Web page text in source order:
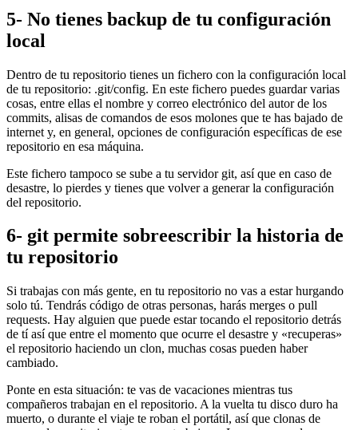
5- No tienes backup de tu configuración
local
Dentro de tu repositorio tienes un fichero con la configuración local
de tu repositorio: .git/config. En este fichero puedes guardar varias
cosas, entre ellas el nombre y correo electrónico del autor de los
commits, alisas de comandos de esos molones que te has bajado de
internet y, en general, opciones de configuración específicas de ese
repositorio en esa máquina.
Este fichero tampoco se sube a tu servidor git, así que en caso de
desastre, lo pierdes y tienes que volver a generar la configuración
del repositorio.
6- git permite sobreescribir la historia de
tu repositorio
Si trabajas con más gente, en tu repositorio no vas a estar hurgando
solo tú. Tendrás código de otras personas, harás merges o pull
requests. Hay alguien que puede estar tocando el repositorio detrás
de tí así que entre el momento que ocurre el desastre y «recuperas»
el repositorio haciendo un clon, muchas cosas pueden haber
cambiado.
Ponte en esta situación: te vas de vacaciones mientras tus
compañeros trabajan en el repositorio. A la vuelta tu disco duro ha
muerto, o durante el viaje te roban el portátil, así que clonas de